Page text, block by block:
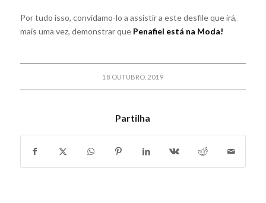
Por tudo isso, convidamo-lo a assistir a este desfile que irá,
mais uma vez, demonstrar que Penafiel está na Moda!
18 OUTUBRO, 2019
Partilha